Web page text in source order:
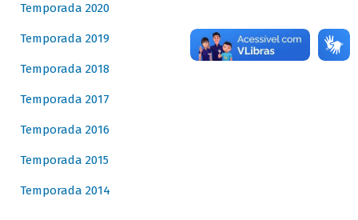
Temporada 2020
Temporada 2019
Temporada 2018
Temporada 2017
Temporada 2016
Temporada 2015
Temporada 2014